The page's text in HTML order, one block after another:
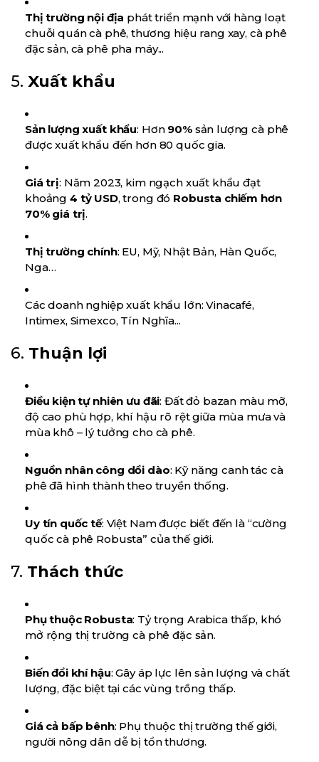
Thị trường nội địa phát triển mạnh với hàng loạt
chuỗi quán cà phê, thương hiệu rang xay, cà phê
đặc sản, cà phê pha máy...
5. Xuất khẩu
Sản lượng xuất khẩu: Hơn 90%sản lượng cà phê
được xuất khẩu đến hơn 80 quốc gia.
Giá trị: Năm 2023, kim ngạch xuất khẩu đạt
khoảng 4 tỷ USD, trong đó Robusta chiếm hơn
70% giá trị.
Thị trường chính: EU, Mỹ, Nhật Bản, Hàn Quốc,
Nga…
Các doanh nghiệp xuất khẩu lớn: Vinacafé,
Intimex, Simexco, Tín Nghĩa...
6. Thuận lợi
Điều kiện tự nhiên ưu đãi: Đất đỏ bazan màu mỡ,
độ cao phù hợp, khí hậu rõ rệt giữa mùa mưa và
mùa khô – lý tưởng cho cà phê.
Nguồn nhân công dồi dào: Kỹ năng canh tác cà
phê đã hình thành theo truyền thống.
Uy tín quốc tế: Việt Nam được biết đến là “cường
quốc cà phê Robusta” của thế giới.
7. Thách thức
Phụ thuộc Robusta: Tỷ trọng Arabica thấp, khó
mở rộng thị trường cà phê đặc sản.
Biến đổi khí hậu: Gây áp lực lên sản lượng và chất
lượng, đặc biệt tại các vùng trồng thấp.
Giá cả bấp bênh: Phụ thuộc thị trường thế giới,
người nông dân dễ bị tổn thương.